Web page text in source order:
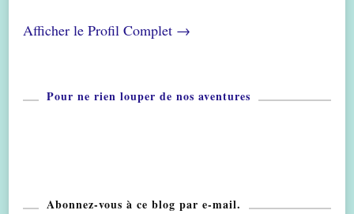
Afficher le Profil Complet →
Pour ne rien louper de nos aventures
Abonnez-vous à ce blog par e-mail.